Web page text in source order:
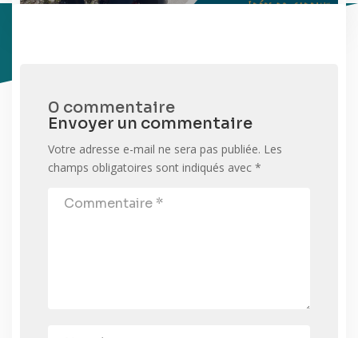
0 commentaire
Envoyer un commentaire
Votre adresse e-mail ne sera pas publiée. Les
champs obligatoires sont indiqués avec *